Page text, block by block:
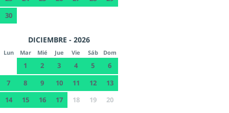
30
DICIEMBRE - 2026
Lun Mar Mié Jue Vie Sáb Dom
1 2 3 4 5
6
7
8 9 10 11 12
13
14
15 16 17 18 19
20